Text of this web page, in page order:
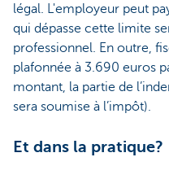
légal. L'employeur peut
qui dépasse cette limite
professionnel. En outre,
plafonnée à 3.690 euros
montant, la partie de
sera soumise à l’impôt).
Et dans la pratique?